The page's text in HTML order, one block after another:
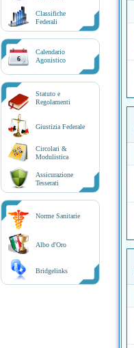
Classifiche
Federali
6
Calendario
Agonistico
Statuto e
Regolamenti
Giustizia Federale
Circolari &
Modulistica
Assicurazione
Tesserati
Norme Sanitarie
Albo d'Oro
Bridgelinks